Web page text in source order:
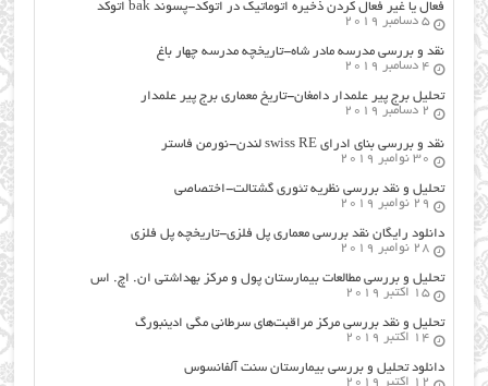
فعال یا غیر فعال کردن ذخیره اتوماتیک در اتوکد-پسوند bak اتوکد
5 دسامبر 2019
نقد و بررسی مدرسه مادر شاه-تاریخچه مدرسه چهار باغ
4 دسامبر 2019
تحلیل برج پیر علمدار دامغان-تاریخ معماری برج پیر علمدار
2 دسامبر 2019
نقد و بررسی بنای ادرای swiss RE لندن-نورمن فاستر
30 نوامبر 2019
تحلیل و نقد بررسی نظریه تئوری گشتالت-اختصاصی
29 نوامبر 2019
دانلود رایگان نقد بررسی معماری پل فلزی-تاریخچه پل فلزی
28 نوامبر 2019
تحلیل و بررسی مطالعات بیمارستان پول و مرکز بهداشتی ان. اچ. اس
15 اکتبر 2019
تحلیل و نقد بررسی مرکز مراقبت‌های سرطانی مگی ادینبورگ
14 اکتبر 2019
دانلود تحلیل و بررسی بیمارستان سنت آلفانسوس
12 اکتبر 2019